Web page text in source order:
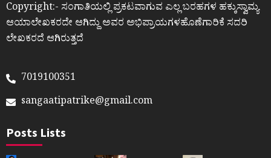
Copyright:- ಸಂಗಾತಿಯಲ್ಲಿ ಪ್ರಕಟವಾಗುವ ಎಲ್ಲ ಬರಹಗಳ ಹಕ್ಕುಸ್ವಾಮ್ಯ
ಆಯಾಲೇಖಕರದೇ ಆಗಿದ್ದು ಅವರ ಅಭಿಪ್ರಾಯಗಳಹೊಣೆಗಾರಿಕೆ ಸದರಿ
ಲೇಖಕರದೆ ಆಗಿರುತ್ತದೆ
7019100351
sangaatipatrike@gmail.com
Posts Lists